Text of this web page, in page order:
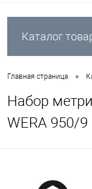
Каталог
Главная страница •
Набор
WERA 950/9